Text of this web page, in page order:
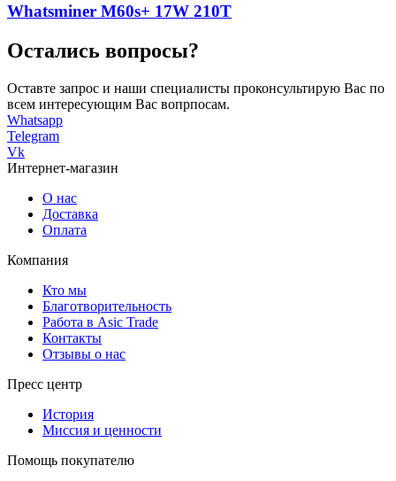
Whatsminer M60s+ 17W 210T
Остались вопросы?
Оставте запрос и наши специалисты проконсультирую Вас по
всем интересующим Вас вопрпосам.
Whatsapp
Telegram
Vk
Интернет-магазин
О нас
Доставка
Оплата
Компания
Кто мы
Благотворительность
Работа в Asic Trade
Контакты
Отзывы о нас
Пресс центр
История
Миссия и ценности
Помощь покупателю